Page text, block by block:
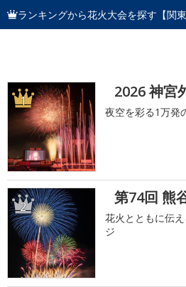
ランキングから花火大会を探す【関東
1 2026 神宮
夜空を彩る1万発
2 第74回 熊
花火とともに伝
ジ